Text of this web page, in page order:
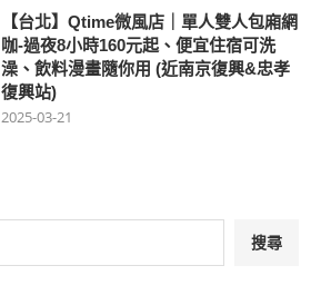
【台北】Qtime微風店｜單人雙人包廂網
咖-過夜8小時160元起、便宜住宿可洗
澡、飲料漫畫隨你用 (近南京復興&忠孝
復興站)
2025-03-21
搜尋